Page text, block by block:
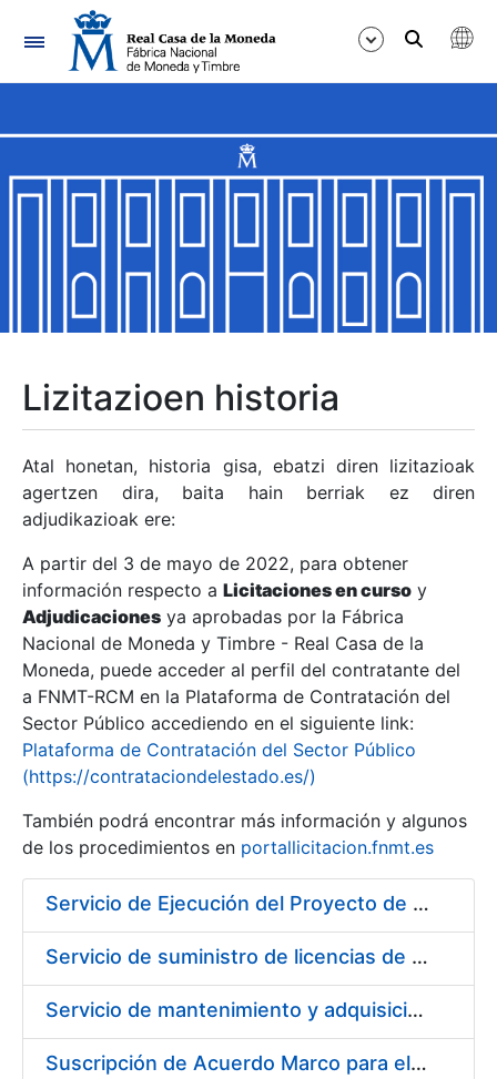
Nabigazioa
Erakutsi/Ezkutatu
Erakutsi/Ezkutatu
Erakutsi/Ezkutatu
Erakutsi/Ezkutatu
Erakutsi/Ezkutatu
Erakutsi/Ezkutatu
Erakutsi/Ezkutatu
Erakutsi/Ezkutatu
Lizitazioen historia
Atal honetan, historia gisa, ebatzi diren lizitazioak
agertzen dira, baita hain berriak ez diren
adjudikazioak ere:
A partir del 3 de mayo de 2022, para obtener
información respecto a Licitaciones en curso y
Adjudicaciones ya aprobadas por la Fábrica
Nacional de Moneda y Timbre - Real Casa de la
Moneda, puede acceder al perfil del contratante del
a FNMT-RCM en la Plataforma de Contratación del
Sector Público accediendo en el siguiente link:
Plataforma de Contratación del Sector Público
(https://contrataciondelestado.es/)
También podrá encontrar más información y algunos
de los procedimientos en portallicitacion.fnmt.es
Servicio de Ejecución del Proyecto de Diseño, Construcción, Montaje, Desmontaje y Transporte de Stands para las diferentes Ferias Nacionales e Internacionales a celebrar durante 2020
Servicio de suministro de licencias de productos BES12
Servicio de mantenimiento y adquisición de las tapas automáticas HYGOLET instaladas en la FNMT-RCM de Madrid, y el suministro de rollos de plásticos originales
Suscripción de Acuerdo Marco para el Suministro de Material de Ferretería para la Entidad Pública Empresarial Fábrica Nacional de Moneda y Timbre-Real Casa de la Moneda (FNMT-RCM)